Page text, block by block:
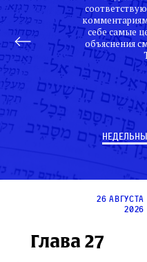
себе самые
объяснения
26 августа
2026
Глава 27